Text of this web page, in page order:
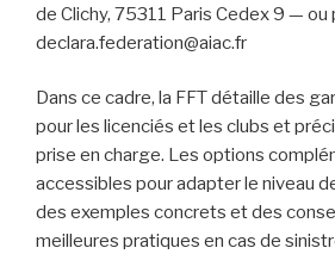
de Clichy, 75311 Paris Cedex 9 — ou
declara.federation@aiac.fr
Dans ce cadre, la FFT détaille des
pour les licenciés et les clubs et
prise en charge. Les options
accessibles pour adapter le niveau
des exemples concrets et des
meilleures pratiques en cas de